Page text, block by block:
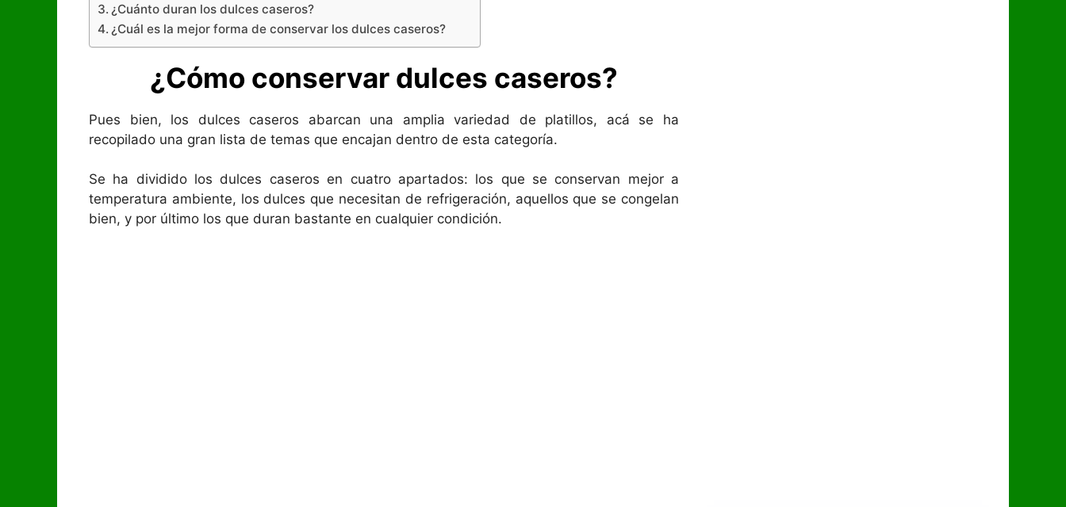
¿Cuánto duran los dulces caseros?
¿Cuál es la mejor forma de conservar los dulces caseros?
¿Cómo conservar dulces caseros?
Pues bien, los dulces caseros abarcan una amplia variedad de platillos, acá se ha
recopilado una gran lista de temas que encajan dentro de esta categoría.
Se ha dividido los dulces caseros en cuatro apartados: los que se conservan mejor a
temperatura ambiente, los dulces que necesitan de refrigeración, aquellos que se congelan
bien, y por último los que duran bastante en cualquier condición.